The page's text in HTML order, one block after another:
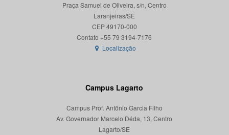
Praça Samuel de Oliveira, s/n, Centro
Laranjeiras/SE
CEP 49170-000
Localização
Campus Lagarto
Campus Prof. Antônio Garcia Filho
Av. Governador Marcelo Déda, 13, Centro
Lagarto/SE